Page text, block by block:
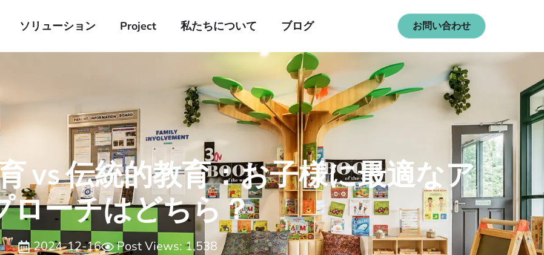
ソリューション Project 私たちについて ブログ お問い合わせ
vs 伝統的教育：お子様に最適なア
ローチはどちら？
2024-12-16 Post Views: 1,538